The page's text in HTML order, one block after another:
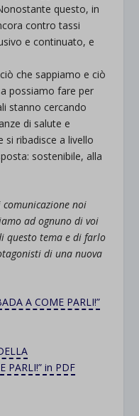
questo, in
contro tassi
e continuato, e
che sappiamo e ciò
possiamo fare per
stanno cercando
di salute e
ribadisce a livello
sostenibile, alla
noi
ad ognuno di voi
questo tema e di farlo
di una nuova
A COME PARLI!”
PARLI!” in PDF